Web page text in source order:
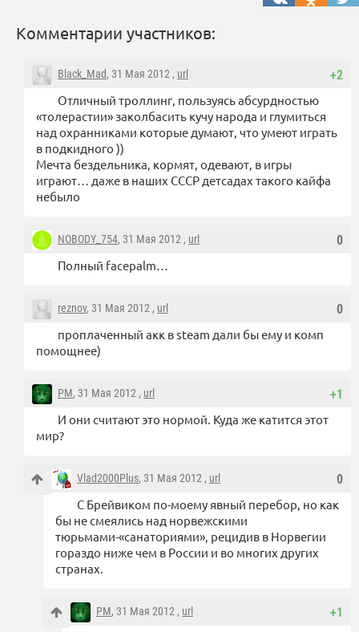
Комментарии участников:
+2
Black_Mad, 31 Мая 2012 , url
Отличный троллинг, пользуясь абсурдностью
«толерастии» заколбасить кучу народа и глумиться
над охранниками которые думают, что умеют играть
в подкидного ))
Мечта бездельника, кормят, одевают, в игры
играют… даже в наших СССР детсадах такого кайфа
небыло
0
NOBODY_754, 31 Мая 2012 , url
Полный facepalm…
0
reznov, 31 Мая 2012 , url
проплаченный акк в steam дали бы ему и комп
помощнее)
+1
PM, 31 Мая 2012 , url
И они считают это нормой. Куда же катится этот
мир?
0
Vlad2000Plus, 31 Мая 2012 , url
С Брейвиком по-моему явный перебор, но как
бы не смеялись над норвежскими
тюрьмами-«санаториями», рецидив в Норвегии
гораздо ниже чем в России и во многих других
странах.
+1
PM, 31 Мая 2012 , url